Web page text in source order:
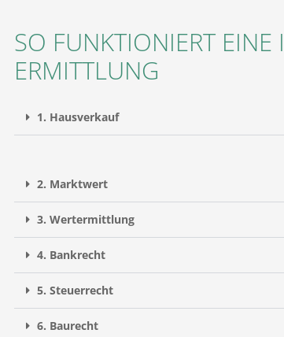
SO FUNKTIONIERT
ERMITTLUNG
1. Hausverkauf
2. Marktwert
3. Wertermittlung
4. Bankrecht
5. Steuerrecht
6. Baurecht